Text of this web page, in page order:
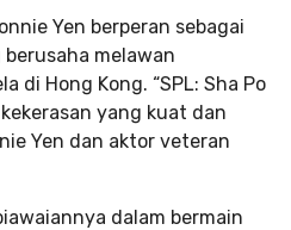
Yen berperan sebagai
melawan
di Hong Kong. “SPL: Sha Po
yang kuat dan
Yen dan aktor veteran
dalam bermain